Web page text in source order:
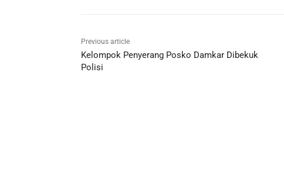
Previous article
Kelompok Penyerang Posko Damkar Dibekuk
Polisi